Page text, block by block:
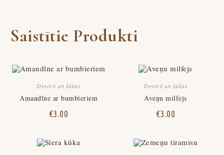
Saistītie Produkti
Deserti un kūkas
Amandīne ar bumbieriem
€3.00
Deserti un kūkas
Aveņu milfejs
€3.00